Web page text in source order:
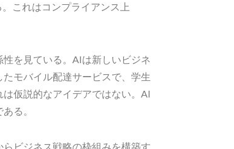
これはコンプライアンス上
を見ている。AIは新しいビジネ
モバイル配達サービスで、学生
仮説的なアイデアではない。AI
る。
ビジネス戦略の枠組みを構築す